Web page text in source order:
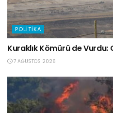
POLITIKA
Kuraklık Kömürü de Vurdu:
7 AĞUSTOS 2026